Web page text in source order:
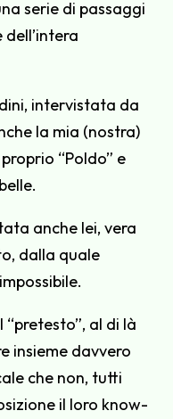
serie di passaggi
intervistata da
la mia (nostra)
“Poldo” e
anche lei, vera
dalla quale
“pretesto”, al di là
insieme davvero
che non, tutti
il loro know-